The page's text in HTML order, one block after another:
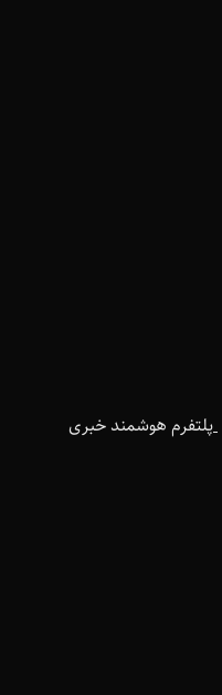
پلتفرم هوشمند خبری